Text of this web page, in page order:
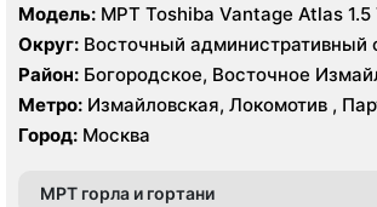
Модель: МРТ Toshiba Vantage Atlas 1.5
Aquilion Prime 160 срезов, Toshiba
срезов, Body Tom 32 среза УЗИ GE
9
Округ: Восточный административный
Район: Богородское, Восточное
Измайлово, Соколиная Гора
Метро: Измайловская, Локомотив ,
Преображенская площадь,
Город: Москва
МРТ горла и гортани